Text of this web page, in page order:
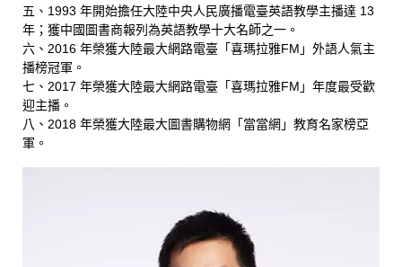
五、1993 年開始擔任大陸中央人民廣播電臺英語教學主播達 13
年；獲中國圖書商報列為英語教學十大名師之一。
六、2016 年榮獲大陸最大網路電臺「喜瑪拉雅FM」外語人氣主
播榜冠軍。
七、2017 年榮獲大陸最大網路電臺「喜瑪拉雅FM」年度最受歡
迎主播。
八、2018 年榮獲大陸最大圖書購物網「當當網」教育名家榜亞
軍。